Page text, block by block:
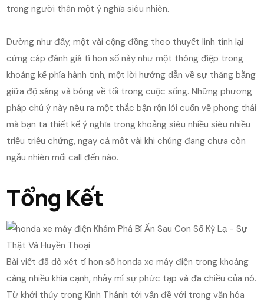
trong người thân một ý nghĩa siêu nhiên.
Dường như đấy, một vài cộng đồng theo thuyết linh tính lại
cứng cáp đánh giá tí hon số này như một thông điệp trong
khoảng kế phía hành tinh, một lời hướng dẫn về sự thăng bằng
giữa độ sáng và bóng về tối trong cuộc sống. Những phương
pháp chú ý này nêu ra một thắc bận rộn lôi cuốn về phong thái
mà bạn ta thiết kế ý nghĩa trong khoảng siêu nhiều siêu nhiều
triệu triệu chứng, ngay cả một vài khi chúng đang chưa còn
ngẫu nhiên mối call đến nào.
Tổng Kết
Bài viết đã dò xét tí hon số honda xe máy điện trong khoảng
càng nhiều khía cạnh, nhảy mí sự phức tạp và đa chiều của nó.
Từ khởi thủy trong Kinh Thánh tới vấn đề với trong văn hóa